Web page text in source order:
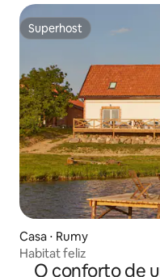
Superhost
Superhost
Casa ⋅ Rumy
Habitat feliz
O conforto de